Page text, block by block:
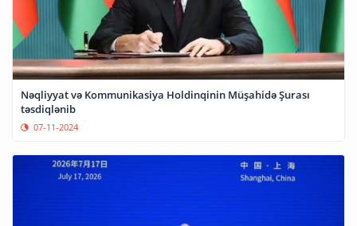
Nəqliyyat və Kommunikasiya Holdinqinin Müşahidə Şurası
təsdiqlənib
07-11-2024